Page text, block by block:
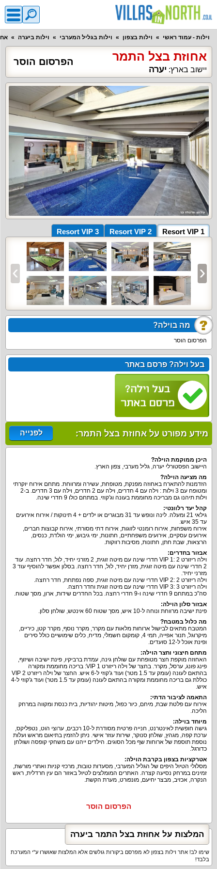
וילות - עמוד ראשי וילות בצפון וילות בגליל המערבי וילות ביערה
אחוזת בצל התמר
יישוב בארץ: יערה
הפרסום הוסר
Resort VIP 1
Resort VIP 2
Resort VIP 3
מה בוילה?
הפרסום הוסר
בעל וילה? פרסם באתר
מידע מפורט על אחוזת בצל התמר: לפנייה
היכן ממוקמת הוילה?
היישוב הפסטורלי יערה, גליל מערבי, צפון הארץ.
מה מציעה הוילה?
הזדמנות להתארח באחוזה מפנקת, מטופחת, עשירה ומרווחת. מתחם אירוח יוקרתי
ומטופח עם 3 וילות : וילה עם 4 חדרים, וילה עם 2 חדרים, וילה עם 3 חדרים. ב-2
וילות תיהנו גם מבריכה מחוממת בעונה וג'קוזי. במתחם כולו 9 חדרי שינה.
קהל יעד רלוונטי:
גילאי 21 ומעלה. לינה ונופש עד 31 מבוגרים או ילדים + 4 תינוקות / אירוח אירועים
עד 35 איש.
אירוח משפחות, אירוח רומנטי לזוגות, אירוח דתי מסורתי, אירוח קבוצות חברים,
אירועים עסקיים, אירועים משפחתיים, חתונות, ימי גיבוש, ימי הולדת, כנסים,
הרצאות, שבת חתן, חתונות, מסיבות רווקות.
אבזור בחדרים:
וילה ריזורט VIP 1: 2 חדרי שינה עם מיטה זוגית, 2 מזרני יחיד, לול, חדר רחצה. עוד
2 חדרי שינה עם מיטה זוגית, מזרן יחיד, לול, חדר רחצה. בסלון אפשר להוסיף עוד 3
מזרני יחיד.
וילה ריזורט VIP 2: 2 חדרי שינה עם מיטה זוגית, ספה נפתחת, חדר רחצה.
וילה ריזורט VIP 3: 3 חדרי שינה עם מיטה זוגית וחדר רחצה.
סה"כ במתחם 9 חדרי שינה ו-9 חדרי רחצה. בכל החדרים שידות, ארון, מסך שטוח.
אבזור סלון הוילה:
פינת ישיבה מרווחת ונוחה ל-10 איש, מסך שטוח 60 אינטש, שולחן סלון.
מה כלול במטבח?
המטבח מתאים לבישול ארוחות מלאות עם מקרר, מקרר נוסף, מקרר קטן, כיריים,
מיקרוגל, תנור אפייה, תמי 4, קומקום חשמלי, מדיח, כלים שימושיים כולל סירים
ופינת אוכל ל-12 סועדים.
מתחם חיצוני וחצר הוילה:
האחוזה מוקפת חצר מטופחת עם שולחן גינה, עמדת ברביקיו, פינת ישיבה ושיזוף,
פינג פונג, ערסל, מקרר. בחצר של וילה ריזורט VIP 1: בריכה מחוממת ומקורה
בהתאם לעונה (עומק עד 1.5 מטר) ועוד ג'קוזי ל-6 איש. החצר של וילה ריזורט VIP 2
כוללת גם בריכה מחוממת ומקורה בהתאם לעונה (עומק עד 1.5 מטר) ועוד ג'קוזי ל-4
איש.
התאמה לציבור הדתי:
אירוח עם פלטת שבת, מיחם, כיור כפול, מיטות יהודיות, בית כנסת ומקווה במרחק
הליכה.
מיוחד בוילה:
גישה חופשית לאינטרנט, חנייה פרטית מסודרת ל-10 רכבים, ערוצי הוט, נטפליקס,
ערכת קפה, מגהץ, שולחן סנוקר, שירות עוזר אישי. ניתן להזמין בתיאום מראש ועלות
נוספת תוספת של ארוחות שף מכל הסוגים. הילדים ייהנו עם משחקי קופסה ושולחן
כדורגל.
אטרקציות בצפון בקרבת הוילה:
מסלולי הטיול היפים של הגליל המערבי, מסעדות טובות, מרכזי קניות ואתרי מורשת,
זמינים במרחק נסיעה קצרה. האתרים המומלצים לטיול באזור הם עין חרדלית, ראש
הנקרה, אכזיב, מבצר יחיעם, מונפורט, מערת הקשת.
הפרסום הוסר
המלצות על אחוזת בצל התמר ביערה
שימו לב! אתר וילות בצפון לא מפרסם ביקורות גולשים אלא המלצות שאושרו ע"י המערכת
בלבד!